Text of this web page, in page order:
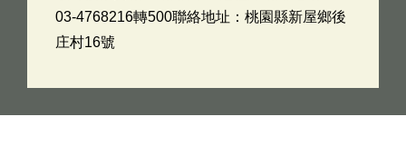
03-4768216轉500聯絡地址：桃園縣新屋鄉後
庄村16號